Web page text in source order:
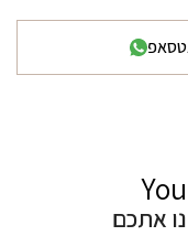
אתכם